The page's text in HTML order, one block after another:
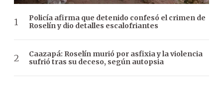
Policía afirma que detenido confesó el crimen de
Roselín y dio detalles escalofriantes
Caazapá: Roselín murió por asfixia y la violencia
sufrió tras su deceso, según autopsia